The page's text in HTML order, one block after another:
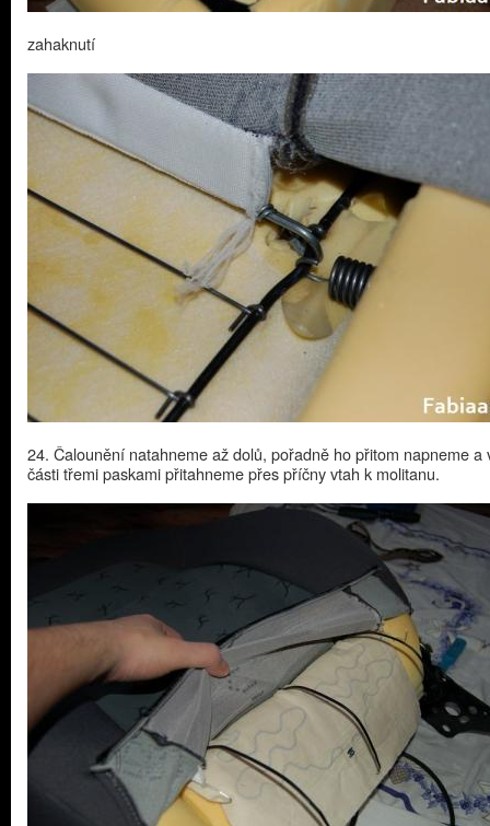
zahaknutí
24. Čalounění natahneme až dolů, pořadně ho přitom napneme a
části třemi paskami přitahneme přes příčny vtah k molitanu.